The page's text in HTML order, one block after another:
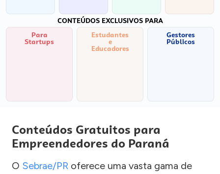
CONTEÚDOS EXCLUSIVOS PARA
Para
Startups
Estudantes
e
Educadores
Gestores
Públicos
Conteúdos Gratuitos para
Empreendedores do Paraná
O Sebrae/PR oferece uma vasta gama de